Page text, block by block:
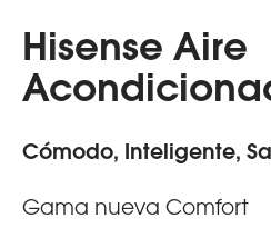
Hisense Aire
Cómodo, Inteligente,
Gama nueva Comfort